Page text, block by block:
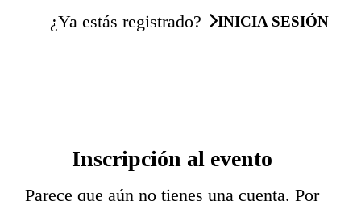
¿Ya estás registrado? INICIA SESIÓN
Inscripción al evento
Parece que aún no tienes una cuenta. Por